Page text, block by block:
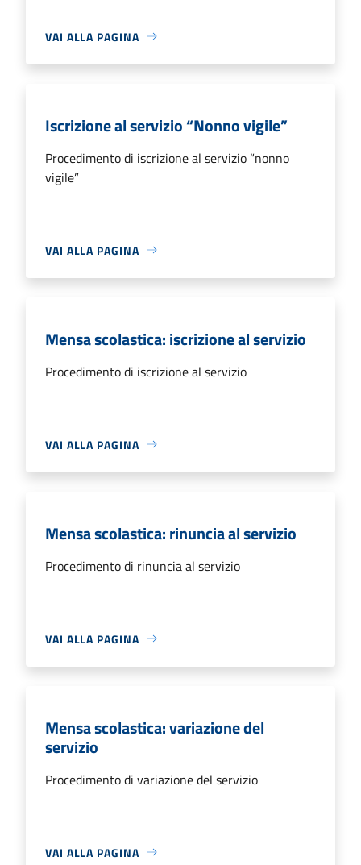
VAI ALLA PAGINA
Iscrizione al servizio “Nonno vigile”
Procedimento di iscrizione al servizio “nonno
vigile”
VAI ALLA PAGINA
Mensa scolastica: iscrizione al servizio
Procedimento di iscrizione al servizio
VAI ALLA PAGINA
Mensa scolastica: rinuncia al servizio
Procedimento di rinuncia al servizio
VAI ALLA PAGINA
Mensa scolastica: variazione del
servizio
Procedimento di variazione del servizio
VAI ALLA PAGINA